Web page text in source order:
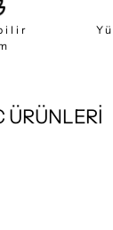
ÜRÜNLERİ